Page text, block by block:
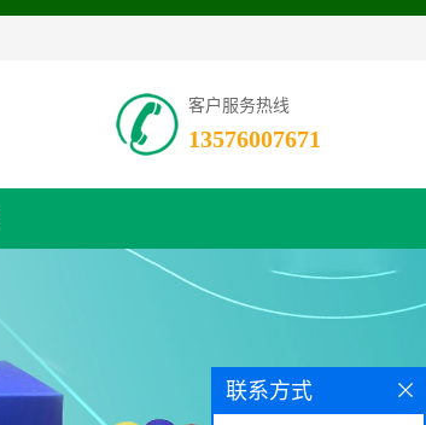
客户服务热线
13576007671
联系方式